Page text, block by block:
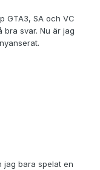
GTA3, SA och VC
bra svar. Nu är jag
jag bara spelat en